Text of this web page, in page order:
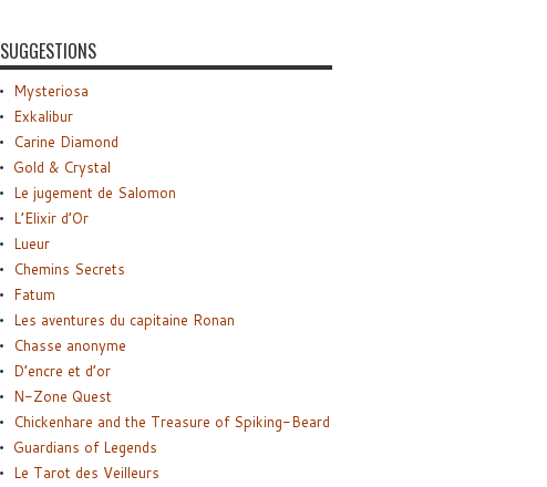
SUGGESTIONS
Mysteriosa
Exkalibur
Carine Diamond
Gold & Crystal
Le jugement de Salomon
L’Elixir d’Or
Lueur
Chemins Secrets
Fatum
Les aventures du capitaine Ronan
Chasse anonyme
D’encre et d’or
N-Zone Quest
Chickenhare and the Treasure of Spiking-Beard
Guardians of Legends
Le Tarot des Veilleurs